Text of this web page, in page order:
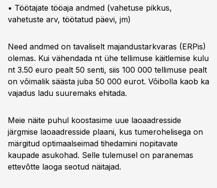
• Töötajate tööaja andmed (vahetuse pikkus,
vahetuste arv, töötatud päevi, jm)
Need andmed on tavaliselt majandustarkvaras (ERPis)
olemas. Kui vähendada nt ühe tellimuse käitlemise kulu
nt 3.50 euro pealt 50 senti, siis 100 000 tellimuse pealt
on võimalik säästa juba 50 000 eurot. Võibolla kaob ka
vajadus ladu suuremaks ehitada.
Meie näite puhul koostasime uue laoaadresside
järgmise laoaadresside plaani, kus tumerohelisega on
märgitud optimaalseimad tihedamini nopitavate
kaupade asukohad. Selle tulemusel on paranemas
ettevõtte laoga seotud näitajad.